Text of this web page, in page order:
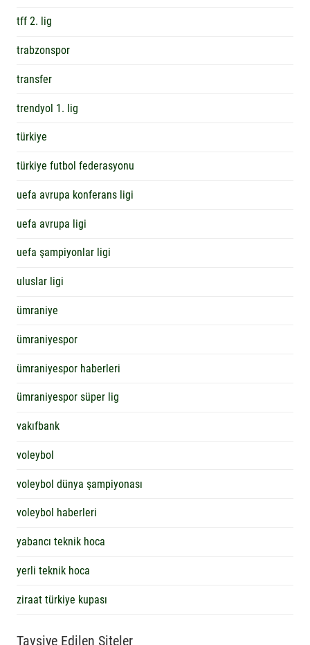
tff 2. lig
trabzonspor
transfer
trendyol 1. lig
türkiye
türkiye futbol federasyonu
uefa avrupa konferans ligi
uefa avrupa ligi
uefa şampiyonlar ligi
uluslar ligi
ümraniye
ümraniyespor
ümraniyespor haberleri
ümraniyespor süper lig
vakıfbank
voleybol
voleybol dünya şampiyonası
voleybol haberleri
yabancı teknik hoca
yerli teknik hoca
ziraat türkiye kupası
Tavsiye Edilen Siteler